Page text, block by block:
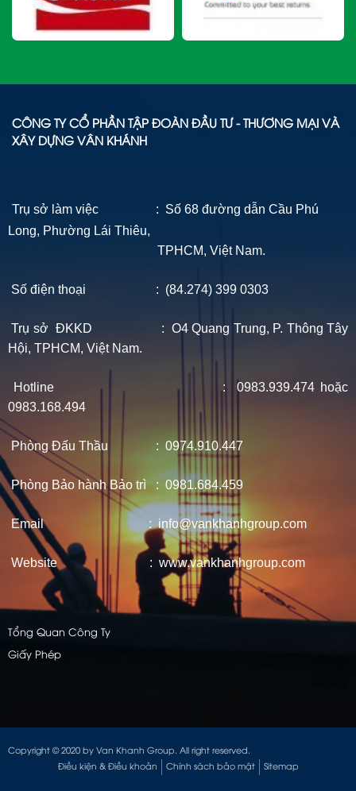
CÔNG TY CỔ PHẦN TẬP ĐOÀN ĐẦU TƯ - THƯƠNG MẠI VÀ
XÂY DỰNG VÂN KHÁNH
Trụ sở làm việc : Số 68 đường dẫn Cầu Phú
Long, Phường Lái Thiêu,
TPHCM, Việt Nam.
Số điện thoại : (84.274) 399 0303
Trụ sở ĐKKD : O4 Quang Trung, P. Thông Tây
Hội, TPHCM, Việt Nam.
Hotline : 0983.939.474 hoặc
0983.168.494
Phòng Đấu Thầu : 0974.910.447
Phòng Bảo hành Bảo trì : 0981.684.459
Email : info@vankhanhgroup.com
Website : www.vankhanhgroup.com
Tổng Quan Công Ty
Giấy Phép
Copyright © 2020 by Van Khanh Group. All right reserved.
Điều kiện & Điều khoản
Chính sách bảo mật Sitemap